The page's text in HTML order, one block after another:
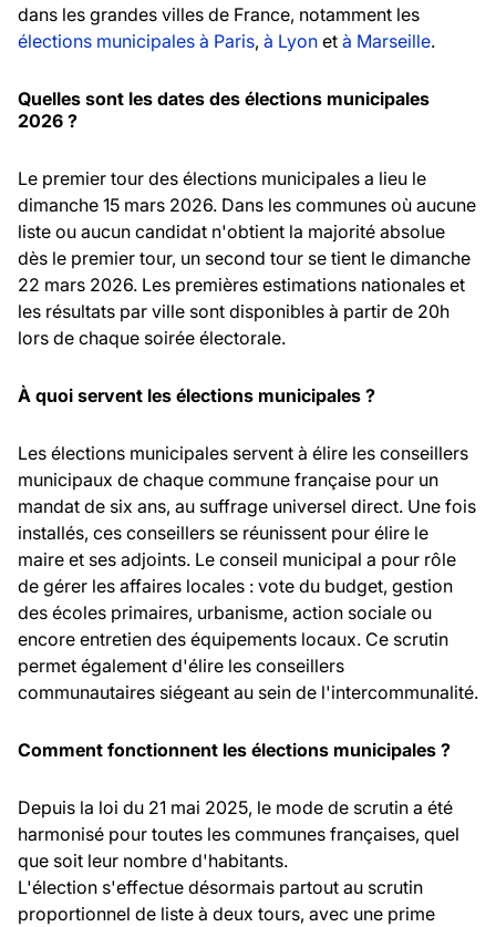
dans les grandes villes de France, notamment les
élections municipales à Paris, à Lyon et à Marseille.
Quelles sont les dates des élections municipales
2026 ?
Le premier tour des élections municipales a lieu le
dimanche 15 mars 2026. Dans les communes où aucune
liste ou aucun candidat n'obtient la majorité absolue
dès le premier tour, un second tour se tient le dimanche
22 mars 2026. Les premières estimations nationales et
les résultats par ville sont disponibles à partir de 20h
lors de chaque soirée électorale.
À quoi servent les élections municipales ?
Les élections municipales servent à élire les conseillers
municipaux de chaque commune française pour un
mandat de six ans, au suffrage universel direct. Une fois
installés, ces conseillers se réunissent pour élire le
maire et ses adjoints. Le conseil municipal a pour rôle
de gérer les affaires locales : vote du budget, gestion
des écoles primaires, urbanisme, action sociale ou
encore entretien des équipements locaux. Ce scrutin
permet également d'élire les conseillers
communautaires siégeant au sein de l'intercommunalité.
Comment fonctionnent les élections municipales ?
Depuis la loi du 21 mai 2025, le mode de scrutin a été
harmonisé pour toutes les communes françaises, quel
que soit leur nombre d'habitants.
L'élection s'effectue désormais partout au scrutin
proportionnel de liste à deux tours, avec une prime